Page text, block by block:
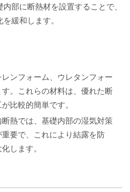
部に断熱材を設置することで、
緩和します。
ンフォーム、ウレタンフォー
。これらの材料は、優れた断
比較的簡単です。
断熱では、基礎内部の湿気対策
要で、これにより結露を防
します。